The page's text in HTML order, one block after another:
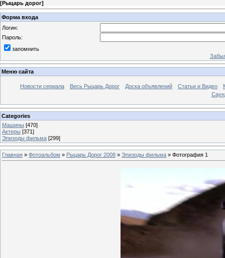
[Рыцарь дорог]
Форма входа
Логин:
Пароль:
запомнить
Меню сайта
Новости сериала Весь Рыцарь Дорог Доска объявлений Статьи и Видео
Categories
Машины [470]
Актеры [371]
Эпизоды фильма [299]
Главная » Фотоальбом » Рыцарь Дорог 2008 » Эпизоды фильма » Фотография 1